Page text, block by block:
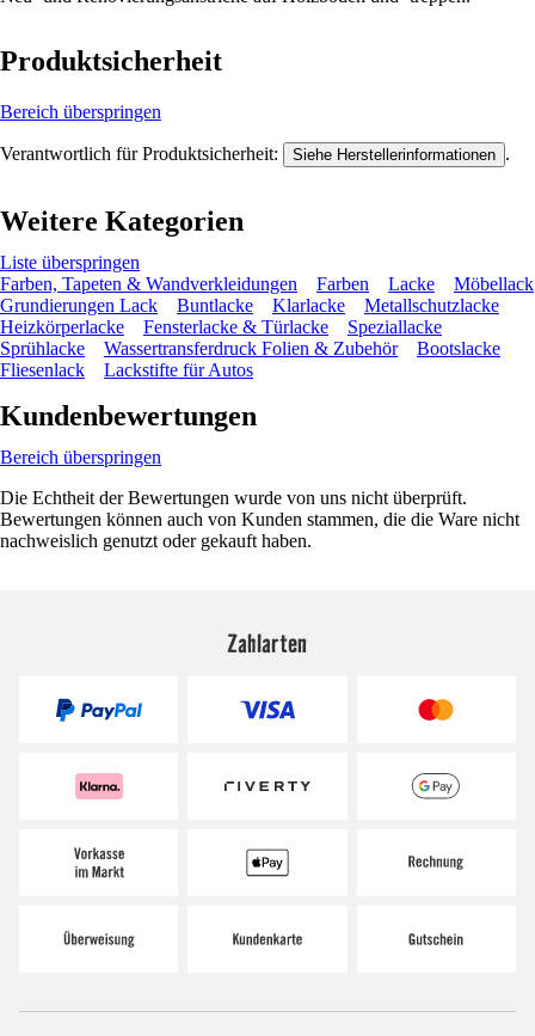
Produktsicherheit
Bereich überspringen
Verantwortlich für Produktsicherheit: Siehe Herstellerinformationen .
Weitere Kategorien
Liste überspringen
Farben, Tapeten & Wandverkleidungen
Farben Lacke
Möbellack
Grundierungen Lack
Buntlacke Klarlacke
Metallschutzlacke
Heizkörperlacke
Fensterlacke & Türlacke
Speziallacke
Sprühlacke
Wassertransferdruck Folien & Zubehör
Bootslacke
Fliesenlack
Lackstifte für Autos
Kundenbewertungen
Bereich überspringen
Die Echtheit der Bewertungen wurde von uns nicht überprüft.
Bewertungen können auch von Kunden stammen, die die Ware nicht
nachweislich genutzt oder gekauft haben.
Zahlarten